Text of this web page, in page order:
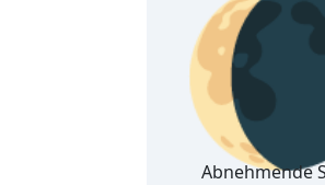
Abnehmende